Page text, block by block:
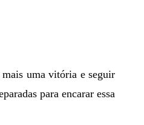
uma vitória e seguir
para encarar essa